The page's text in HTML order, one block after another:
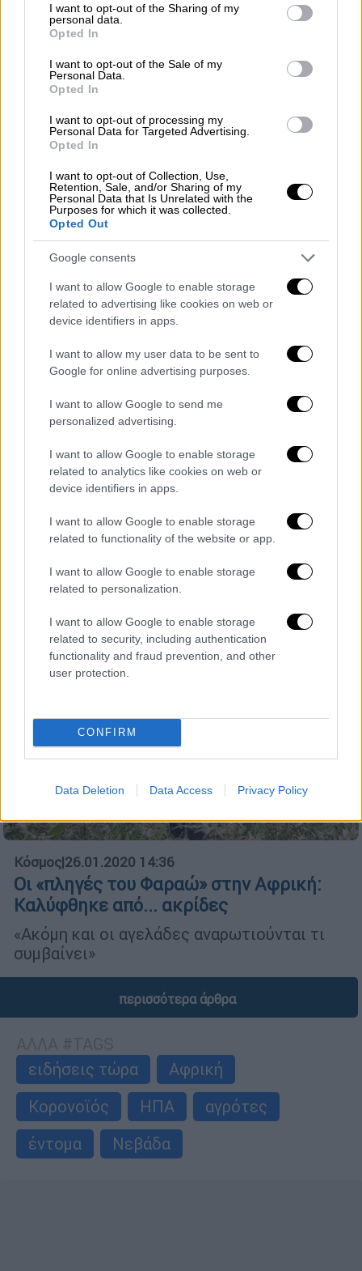
not limited to your visit or usage behaviour. You may click to
grant or deny consent to Google and its third-party tags to
use your data for below specified purposes in below Google
consent section.
I want to opt-out of the Sharing of my
personal data.
Opted In
I want to opt-out of the Sale of my
Personal Data.
Opted In
I want to opt-out of processing my
Personal Data for Targeted Advertising.
Opted In
I want to opt-out of Collection, Use,
Retention, Sale, and/or Sharing of my
Personal Data that Is Unrelated with the
Purposes for which it was collected.
Opted Out
Google consents
I want to allow Google to enable storage
related to advertising like cookies on web or
device identifiers in apps.
I want to allow my user data to be sent to
Google for online advertising purposes.
I want to allow Google to send me
personalized advertising.
I want to allow Google to enable storage
related to analytics like cookies on web or
device identifiers in apps.
I want to allow Google to enable storage
related to functionality of the website or app.
I want to allow Google to enable storage
related to personalization.
I want to allow Google to enable storage
related to security, including authentication
functionality and fraud prevention, and other
user protection.
CONFIRM
Data Deletion Data Access Privacy Policy
Κόσμος
Ρημάζει η ανατολική Αφρική από τις
ακρίδες - Στα όρια λιμού το Νότιο
Η Κένυα, η Σομαλία, η Ερυθραία και το
Τζιμπουτί αντιμετωπίζουν τη χειρότερη
κρίση με σμήνη ακρίδων εδώ και δεκαετίες
Κόσμος|04.02.2020 11:20
Αφρική: Σμήνη από εκατομμύρια
Οι επιδρομές εκατομμυρίων ακρίδων στην
ανατολική Αφρική έχουν δημιουργήσει
τεράστιο πρόβλημα στη ζωή των αγροτών
Κόσμος|26.01.2020 14:36
Οι «πληγές του Φαραώ» στην Αφρική:
Kαλύφθηκε από... ακρίδες
«Ακόμη και οι αγελάδες αναρωτιούνται τι
συμβαίνει»
περισσότερα άρθρα
ειδήσεις τώρα
Αφρική
Κορονοϊός
ΗΠΑ
αγρότες
έντομα
Νεβάδα